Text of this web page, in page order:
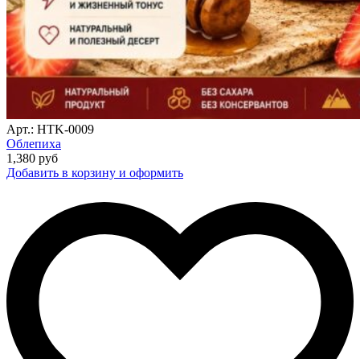
Арт.: HTK-0009
Облепиха
1,380 руб
Добавить в корзину и оформить